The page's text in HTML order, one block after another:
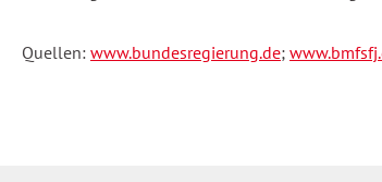
Quellen: www.bundesregierung.de;